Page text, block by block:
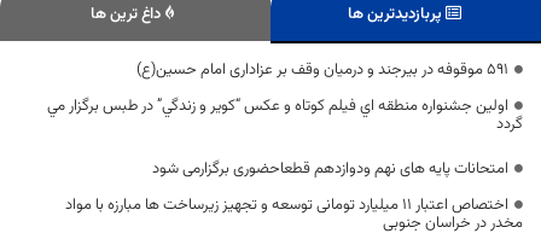
پربازدیدترین ها داغ ترین ها
۵۹۱ موقوفه در بیرجند و درمیان وقف بر عزاداری امام حسین(ع)
اولين جشنواره منطقه اي فيلم كوتاه و عكس “كوير و زندگي” در طبس برگزار مي
گردد
امتحانات پایه های نهم ودوازدهم قطعاحضوری برگزارمی شود
اختصاص اعتبار 11 میلیارد تومانی توسعه و تجهیز زیرساخت ها مبارزه با مواد
مخدر در خراسان جنوبی